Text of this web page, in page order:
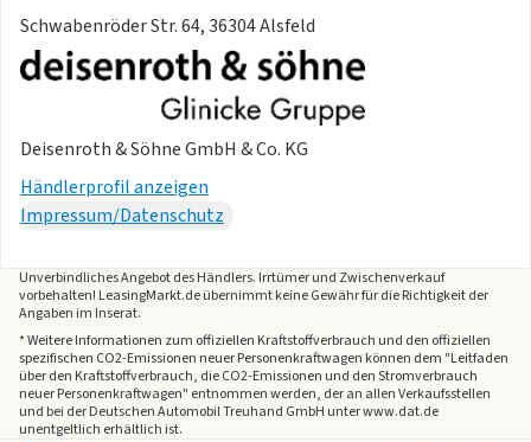
Schwabenröder Str. 64, 36304 Alsfeld
Deisenroth & Söhne GmbH & Co. KG
Händlerprofil anzeigen
Impressum/Datenschutz
Unverbindliches Angebot desHändlers. Irrtümer und Zwischenverkauf
vorbehalten! LeasingMarkt.de übernimmt keine Gewähr für die Richtigkeit der
Angaben im Inserat.
* Weitere Informationen zum offiziellen Kraftstoffverbrauch und den offiziellen
spezifischen CO2-Emissionen neuer Personenkraftwagen können dem "Leitfaden
über den Kraftstoffverbrauch, die CO2-Emissionen und den Stromverbrauch
neuer Personenkraftwagen" entnommen werden, der an allen Verkaufsstellen
und bei der Deutschen Automobil Treuhand GmbH unter www.dat.de
unentgeltlich erhältlich ist.